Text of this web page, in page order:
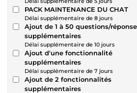
PACK MAINTENANCE DU CHAT
Délai supplémentaire de 8 jours
Ajout de 1 à 50 questions/
supplémentaires
Délai supplémentaire de 10 jours
Ajout d'une fonctionnalité
supplémentaires
Délai supplémentaire de 7 jours
Ajout de 2 fonctionnalités
supplémentaires